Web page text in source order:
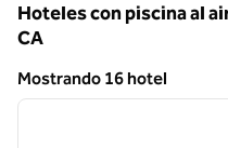
Hoteles con piscina al
CA
Mostrando 16 hotel
Mostrando 16 hotel
1 de 12